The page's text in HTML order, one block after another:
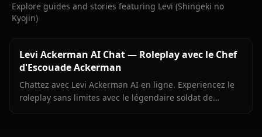
Explore guides and stories featuring Levi (Shingeki no
Kyojin)
Levi Ackerman AI Chat — Roleplay avec le Chef
d'Escouade Ackerman
Chattez avec Levi Ackerman AI en ligne. Experiencez le
roleplay sans limites avec le légendaire soldat de